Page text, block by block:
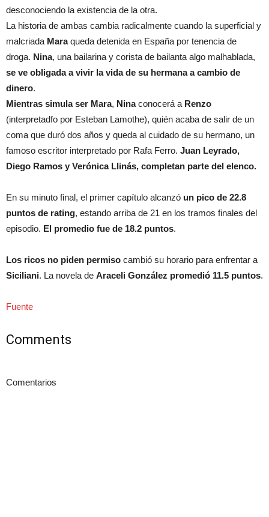
desconociendo la existencia de la otra.
La historia de ambas cambia radicalmente cuando la superficial y
malcriada Maraqueda detenida en España por tenencia de
droga. Nina, una bailarina y corista de bailanta algo malhablada,
se ve obligada a vivir la vida de su hermana a cambio de
dinero.
Mientras simula ser Mara, Ninaconocerá a Renzo
(interpretadfo por Esteban Lamothe), quién acaba de salir de un
coma que duró dos años y queda al cuidado de su hermano, un
famoso escritor interpretado por Rafa Ferro. Juan Leyrado,
Diego Ramos y Verónica Llinás, completan parte del elenco.
En su minuto final, el primer capítulo alcanzó un pico de 22.8
puntos de rating, estando arriba de 21 en los tramos finales del
episodio. El promedio fue de 18.2 puntos.
Los ricos no piden permiso cambió su horario para enfrentar a
Siciliani. La novela de Araceli González promedió 11.5 puntos.
Fuente
Comments
Comentarios